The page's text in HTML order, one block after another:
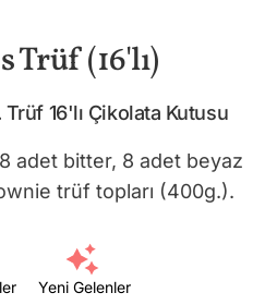
Trüf (16'lı)
16'lı Çikolata Kutusu
adet bitter, 8 adet beyaz
trüf topları (400g.).
Yeni Gelenler